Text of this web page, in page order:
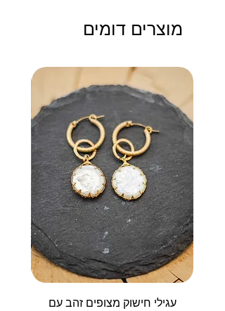
מוצרים דומים
עגילי חישוק מצופים זהב עם